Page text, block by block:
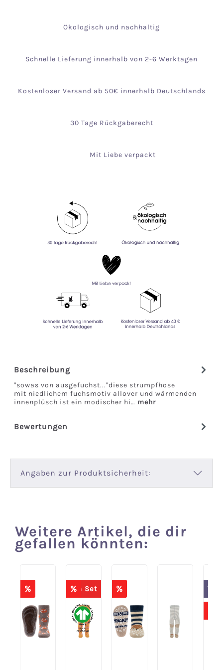
Ökologisch und nachhaltig
Schnelle Lieferung innerhalb von 2-6 Werktagen
Kostenloser Versand ab 50€ innerhalb Deutschlands
30 Tage Rückgaberecht
Mit Liebe verpackt
Beschreibung
"sowas von ausgefuchst..."diese strumpfhose
mit niedlichem fuchsmotiv allover und wärmenden
innenplüsch ist ein modischer hi… mehr
Bewertungen
Angaben zur Produktsicherheit:
Produktgalerie überspringen
Weitere Artikel, die dir
gefallen könnten:
%Spare 20% im Set
% %